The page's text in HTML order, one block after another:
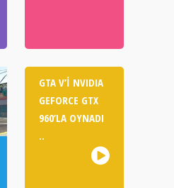
GTA V’I NVIDIA
GEFORCE GTX
960’LA OYNADI
..